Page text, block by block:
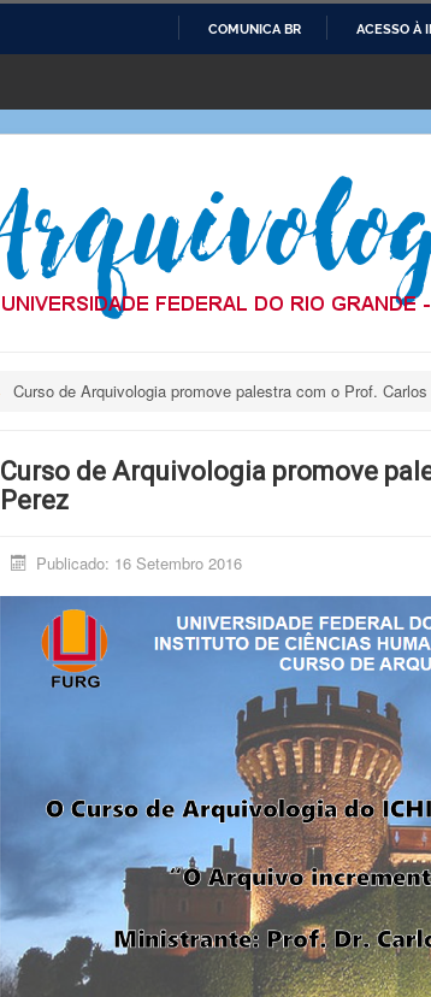
O
CONTEÚDO
COMUNICA BR ACESSO À
Curso de Arquivologia promove palestra com o Prof.
Curso de Arquivologia promove
Perez
Publicado: 16 Setembro 2016